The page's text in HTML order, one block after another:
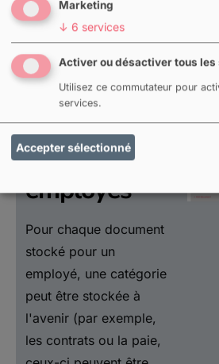
Documents
pour les
employés
Pour chaque document
stocké pour un
employé, une catégorie
peut être stockée à
l'avenir (par exemple,
les contrats ou la paie,
Marketing
↓ 6 services
Activer ou désactiver tous les
Utilisez ce commutateur pour
services.
Accepter sélectionné